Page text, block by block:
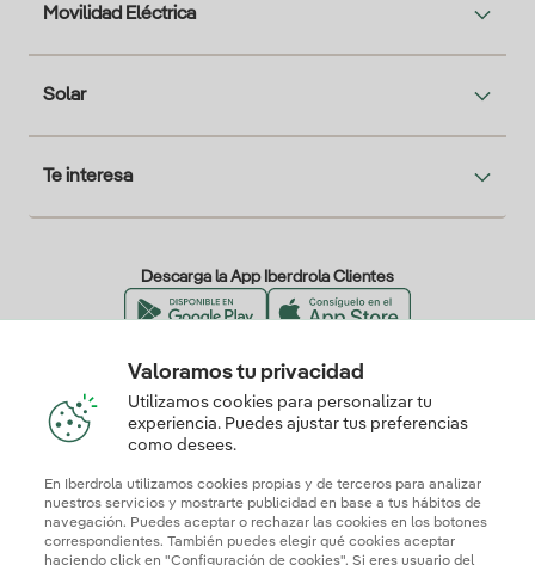
Movilidad Eléctrica
Solar
Te interesa
Descarga la App Iberdrola Clientes
Nuestros certificados de confianza
Valoramos tu privacidad
Utilizamos cookies para personalizar tu
experiencia. Puedes ajustar tus preferencias
como desees.
En Iberdrola utilizamos cookies propias y de terceros para analizar
nuestros servicios y mostrarte publicidad en base a tus hábitos de
navegación. Puedes aceptar o rechazar las cookies en los botones
correspondientes. También puedes elegir qué cookies aceptar
haciendo click en "Configuración de cookies". Si eres usuario del